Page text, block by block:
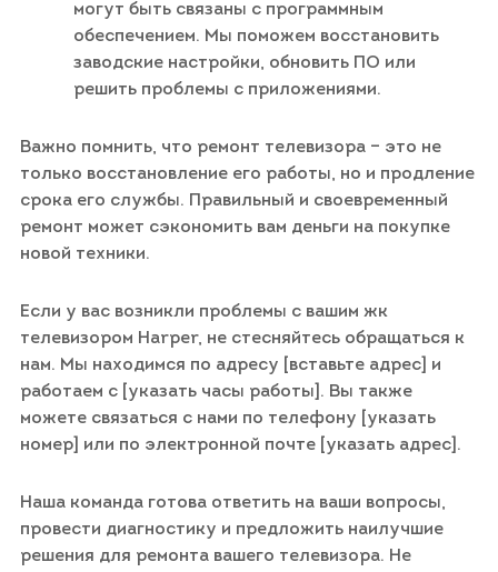
могут быть связаны с программным
обеспечением. Мы поможем восстановить
заводские настройки, обновить ПО или
решить проблемы с приложениями.
Важно помнить, что ремонт телевизора – это не
только восстановление его работы, но и продление
срока его службы. Правильный и своевременный
ремонт может сэкономить вам деньги на покупке
новой техники.
Если у вас возникли проблемы с вашим жк
телевизором Harper, не стесняйтесь обращаться к
нам. Мы находимся по адресу [вставьте адрес] и
работаем с [указать часы работы]. Вы также
можете связаться с нами по телефону [указать
номер] или по электронной почте [указать адрес].
Наша команда готова ответить на ваши вопросы,
провести диагностику и предложить наилучшие
решения для ремонта вашего телевизора. Не